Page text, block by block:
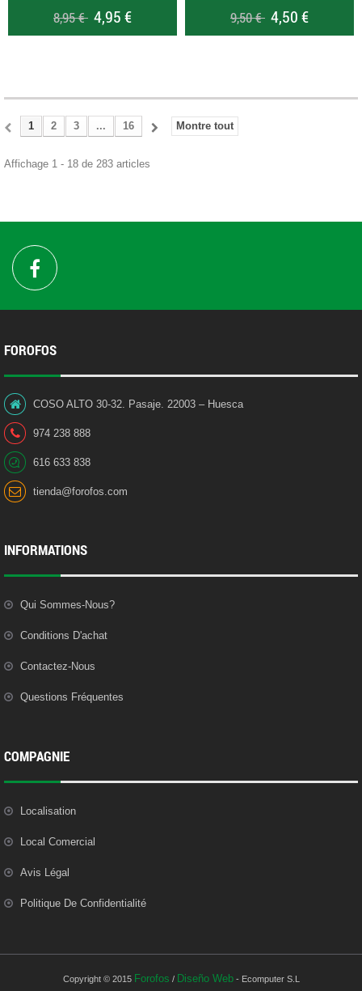
8,95 € 4,95 € 9,50 € 4,50 €
Montre tout
1 2 3 ... 16
Affichage 1 - 18 de 283 articles
FOROFOS
COSO ALTO 30-32. Pasaje. 22003 – Huesca
974 238 888
616 633 838
tienda@forofos.com
INFORMATIONS
Qui Sommes-Nous?
Conditions D'achat
Contactez-Nous
Questions Fréquentes
COMPAGNIE
Localisation
Local Comercial
Avis Légal
Politique De Confidentialité
Copyright © 2015 Forofos / Diseño Web- Ecomputer S.L